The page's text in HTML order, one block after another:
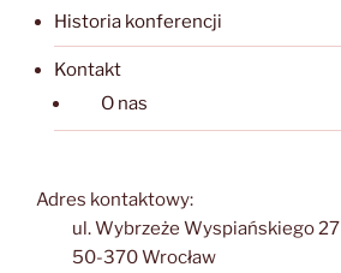
Historia konferencji
Kontakt
O nas
Adres kontaktowy:
ul. Wybrzeże Wyspiańskiego 27
50-370 Wrocław